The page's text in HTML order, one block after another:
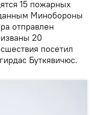
15 пожарных
Минобороны
отправлен
20
посетил
Буткявичюс.